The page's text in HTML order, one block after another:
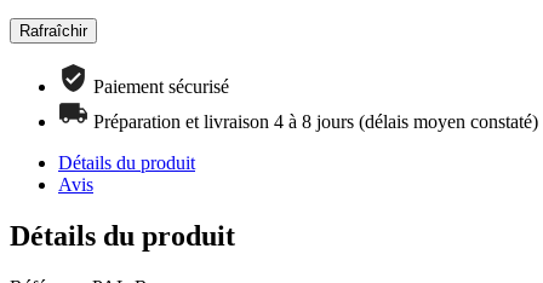
Paiement sécurisé
Préparation et livraison 4 à 8 jours (délais moyen constaté)
Détails du produit
Avis
Détails du produit